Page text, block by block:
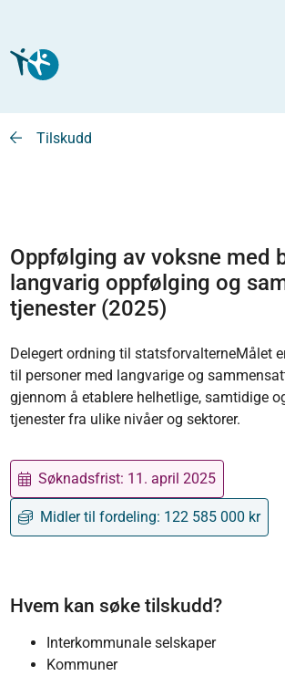
Tilskudd
Oppfølging av voksne med
langvarig oppfølging og
tjenester (2025)
Delegert ordning til statsforvalterneMålet
til personer med langvarige og
gjennom å etablere helhetlige, samtidige
tjenester fra ulike nivåer og sektorer.
Søknadsfrist: 11. april 2025
Midler til fordeling: 122 585 000 kr
Hvem kan søke tilskudd?
Interkommunale selskaper
Kommuner